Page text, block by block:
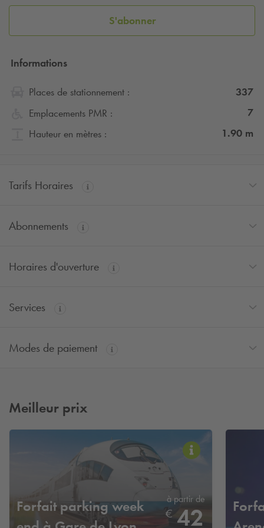
S'abonner
Informations
Places de stationnement :
337
Emplacements PMR :
7
Hauteur en mètres :
1.90 m
Tarifs Horaires
Abonnements
Horaires d'ouverture
Services
Modes de paiement
Meilleur prix
Forfait parking week
à partir de
€ 42